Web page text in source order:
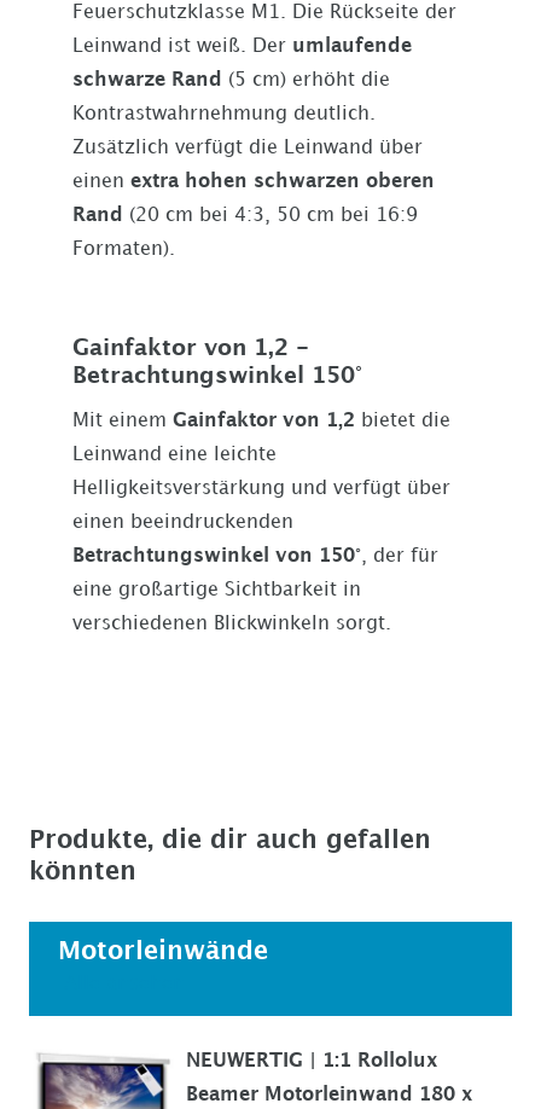
Feuerschutzklasse M1. Die Rückseite der
Leinwand ist weiß. Der umlaufende
schwarze Rand
(5 cm) erhöht die
Kontrastwahrnehmung deutlich.
Zusätzlich verfügt die Leinwand über
einen extra hohen schwarzen oberen
Rand
(20 cm bei 4:3, 50 cm bei 16:9
Formaten).
Gainfaktor von 1,2 -
Betrachtungswinkel
150°
Mit einem Gainfaktor von 1,2 bietet die
Leinwand eine leichte
Helligkeitsverstärkung und verfügt über
einen beeindruckenden
Betrachtungswinkel von 150° , der für
eine großartige Sichtbarkeit in
verschiedenen Blickwinkeln sorgt.
Produkte, die dir auch gefallen
könnten
Motorleinwände
NEUWERTIG | 1:1 Rollolux
Beamer Motorleinwand 180 x